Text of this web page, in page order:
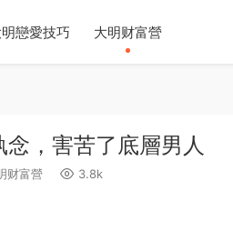
戀愛技巧 大明财富營
念，害苦了底層男人
财富營 3.8k